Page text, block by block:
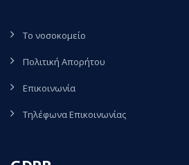
Το νοσοκομείο
Πολιτική Απορήτου
Επικοινωνία
Τηλέφωνα Επικοινωνίας